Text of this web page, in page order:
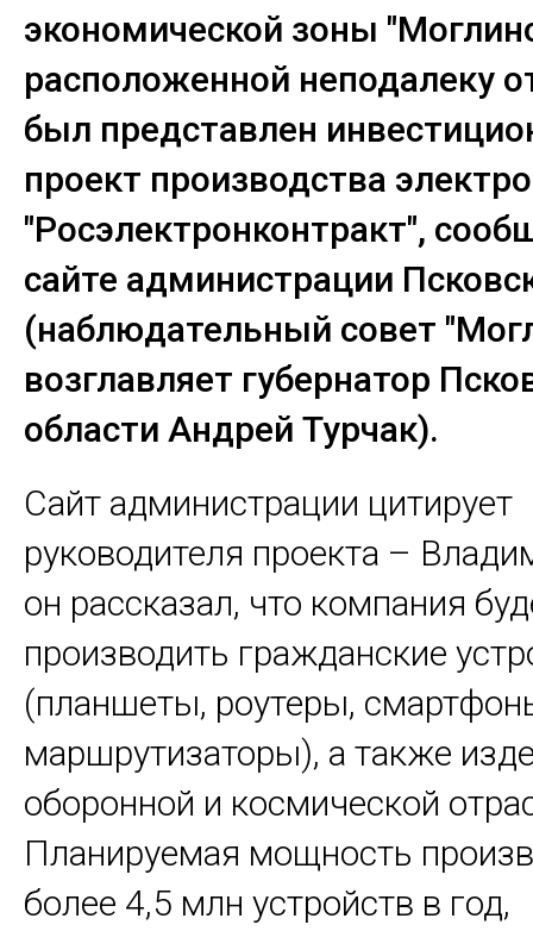
экономической зоны
расположенной неподалеку
был представлен
проект производства
"Росэлектронконтракт",
сайте администрации
(наблюдательный совет
возглавляет губернатор
области Андрей Турчак).
Сайт администрации цитирует
руководителя проекта –
он рассказал, что компания
производить гражданские
(планшеты, роутеры,
маршрутизаторы), а также
оборонной и космической
Планируемая мощность
более 4,5 млн устройств в год,